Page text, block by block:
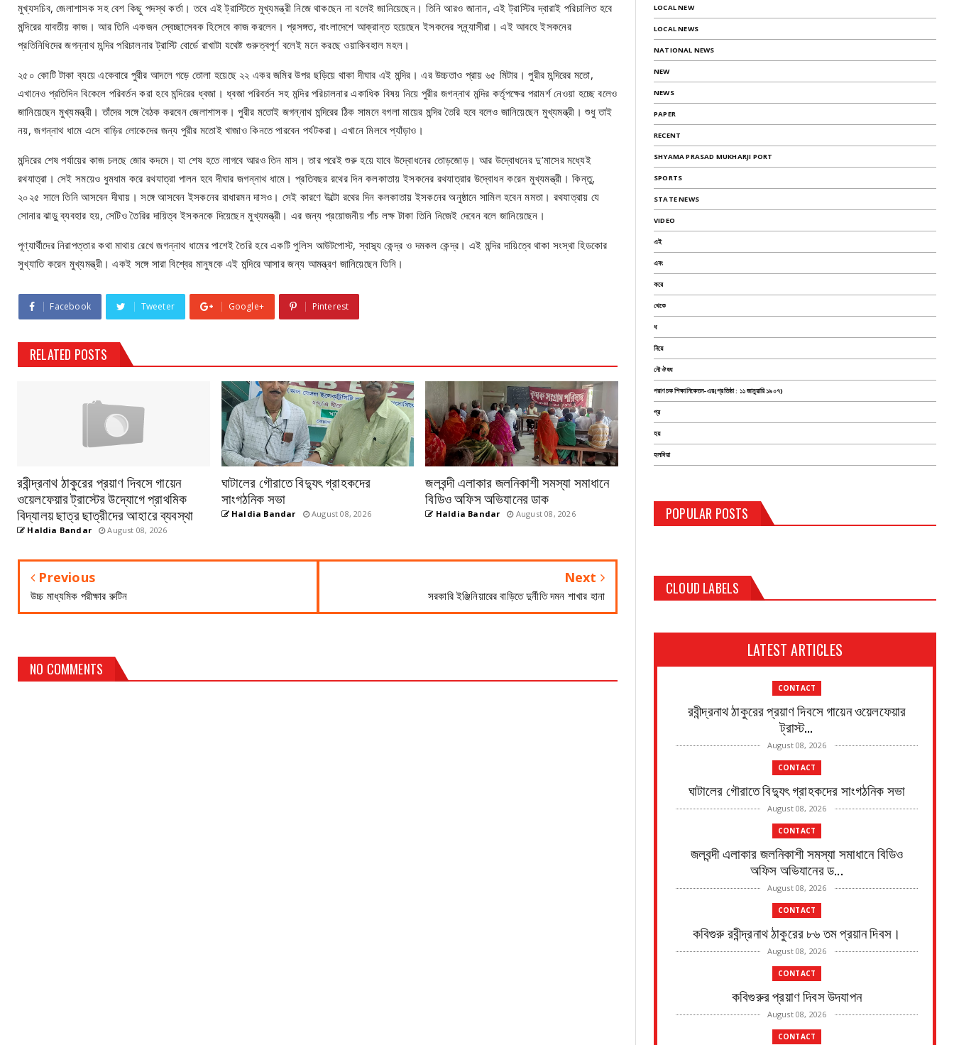
মুখ্যসচিব, জেলাশাসক সহ বেশ কিছু পদস্থ কর্তা। তবে এই ট্রাস্টিতে মুখ্যমন্ত্রী নিজে থাকছেন না বলেই জানিয়েছেন। তিনি আরও জানান, এই ট্রাস্টির দ্বারাই পরিচালিত হবে
মন্দিরের যাবতীয় কাজ। আর তিনি একজন স্বেচ্ছাসেবক হিসেবে কাজ করলেন। প্রসঙ্গত, বাংলাদেশে আক্রান্ত হয়েছেন ইসকনের সন্ন্যাসীরা। এই আবহে ইসকনের
প্রতিনিধিদের জগন্নাথ মন্দির পরিচালনার ট্রাস্টি বোর্ডে রাখাটা যথেষ্ট গুরুত্বপূর্ণ বলেই মনে করছে ওয়াকিবহাল মহল।
২৫০ কোটি টাকা ব্যয়ে একেবারে পুরীর আদলে গড়ে তোলা হয়েছে ২২ একর জমির উপর ছড়িয়ে থাকা দীঘার এই মন্দির। এর উচ্চতাও প্রায় ৬৫ মিটার। পুরীর মন্দিরের মতো,
এখানেও প্রতিদিন বিকেলে পরিবর্তন করা হবে মন্দিরের ধ্বজা। ধ্বজা পরিবর্তন সহ মন্দির পরিচালনার একাধিক বিষয় নিয়ে পুরীর জগন্নাথ মন্দির কর্তৃপক্ষের পরামর্শ নেওয়া হচ্ছে বলেও
জানিয়েছেন মুখ্যমন্ত্রী। তাঁদের সঙ্গে বৈঠক করবেন জেলাশাসক। পুরীর মতোই জগন্নাথ মন্দিরের ঠিক সামনে বগলা মায়ের মন্দির তৈরি হবে বলেও জানিয়েছেন মুখ্যমন্ত্রী। শুধু তাই
নয়, জগন্নাথ ধামে এসে বাড়ির লোকেদের জন্য পুরীর মতোই খাজাও কিনতে পারবেন পর্যটকরা। এখানে মিলবে প্যাঁড়াও।
মন্দিরের শেষ পর্যায়ের কাজ চলছে জোর কদমে। যা শেষ হতে লাগবে আরও তিন মাস। তার পরেই শুরু হয়ে যাবে উদ্বোধনের তোড়জোড়। আর উদ্বোধনের দু’মাসের মধ্যেই
রথযাত্রা। সেই সময়েও ধুমধাম করে রথযাত্রা পালন হবে দীঘার জগন্নাথ ধামে। প্রতিবছর রথের দিন কলকাতায় ইসকনের রথযাত্রার উদ্বোধন করেন মুখ্যমন্ত্রী। কিন্তু,
২০২৫ সালে তিনি আসবেন দীঘায়। সঙ্গে আসবেন ইসকনের রাধারমন দাসও। সেই কারণে উল্টো রথের দিন কলকাতায় ইসকনের অনুষ্ঠানে সামিল হবেন মমতা। রথযাত্রায় যে
সোনার ঝাড়ু ব্যবহার হয়, সেটিও তৈরির দায়িত্ব ইসকনকে দিয়েছেন মুখ্যমন্ত্রী। এর জন্য প্রয়োজনীয় পাঁচ লক্ষ টাকা তিনি নিজেই দেবেন বলে জানিয়েছেন।
পূণ্যার্থীদের নিরাপত্তার কথা মাথায় রেখে জগন্নাথ ধামের পাশেই তৈরি হবে একটি পুলিস আউটপোস্ট, স্বাস্থ্য কেন্দ্র ও দমকল কেন্দ্র। এই মন্দির দায়িত্বে থাকা সংস্থা হিডকোর
সুখ্যাতি করেন মুখ্যমন্ত্রী। একই সঙ্গে সারা বিশ্বের মানুষকে এই মন্দিরে আসার জন্য আমন্ত্রণ জানিয়েছেন তিনি।
Facebook Tweeter Google+ Pinterest
RELATED POSTS
রবীন্দ্রনাথ ঠাকুরের প্রয়াণ দিবসে গায়েন
ওয়েলফেয়ার ট্রাস্টের উদ্যোগে প্রাথমিক
বিদ্যালয় ছাত্র ছাত্রীদের আহারে ব্যবস্থা
Haldia Bandar August 08, 2026
ঘাটালের গৌরাতে বিদ্যুৎ গ্রাহকদের
সাংগঠনিক সভা
Haldia Bandar August 08, 2026
জলবন্দী এলাকার জলনিকাশী সমস্যা সমাধানে
বিডিও অফিস অভিযানের ডাক
Haldia Bandar August 08, 2026
Previous
উচ্চ মাধ্যমিক পরীক্ষার রুটিন
Next
সরকারি ইঞ্জিনিয়ারের বাড়িতে দুর্নীতি দমন শাখার হানা
NO COMMENTS
LOCAL NEW
LOCAL NEWS
NATIONAL NEWS
NEW
NEWS
PAPER
RECENT
SHYAMA PRASAD MUKHARJI PORT
SPORTS
STATE NEWS
VIDEO
এই
এবং
করে
থেকে
ধ
নিয়ে
নৌ ঔষধ
পরাণচক শিক্ষানিকেতন-এর(প্রতিষ্ঠা : ১১ জানুয়ারি ১৯০৭)
প্র
হয়
হলদিয়া
POPULAR POSTS
CLOUD LABELS
LATEST ARTICLES
CONTACT
রবীন্দ্রনাথ ঠাকুরের প্রয়াণ দিবসে গায়েন ওয়েলফেয়ার
ট্রাস্ট...
August 08, 2026
CONTACT
ঘাটালের গৌরাতে বিদ্যুৎ গ্রাহকদের সাংগঠনিক সভা
August 08, 2026
CONTACT
জলবন্দী এলাকার জলনিকাশী সমস্যা সমাধানে বিডিও
অফিস অভিযানের ড...
August 08, 2026
CONTACT
কবিগুরু রবীন্দ্রনাথ ঠাকুরের ৮৬ তম প্রয়ান দিবস।
August 08, 2026
CONTACT
কবিগুরুর প্রয়াণ দিবস উদযাপন
August 08, 2026
CONTACT